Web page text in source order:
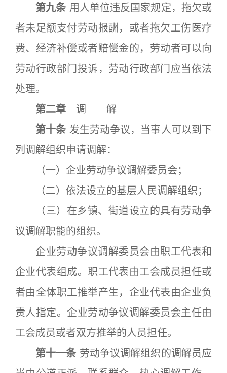
第九条 用人单位违反国家规定，拖欠或
者未足额支付劳动报酬，或者拖欠工伤医疗
费、经济补偿或者赔偿金的，劳动者可以向
劳动行政部门投诉，劳动行政部门应当依法
处理。
第二章 调 解
第十条 发生劳动争议，当事人可以到下
列调解组织申请调解：
（一）企业劳动争议调解委员会；
（二）依法设立的基层人民调解组织；
（三）在乡镇、街道设立的具有劳动争
议调解职能的组织。
企业劳动争议调解委员会由职工代表和
企业代表组成。职工代表由工会成员担任或
者由全体职工推举产生，企业代表由企业负
责人指定。企业劳动争议调解委员会主任由
工会成员或者双方推举的人员担任。
第十一条 劳动争议调解组织的调解员应